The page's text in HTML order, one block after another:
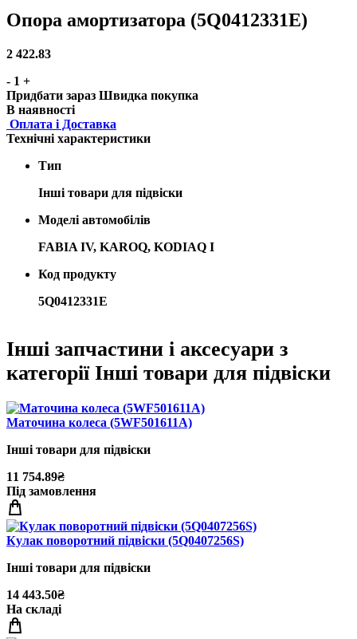
Опора амортизатора (5Q0412331E)
2 422.83
- 1 +
Придбати зараз Швидка покупка
В наявності
Оплата і Доставка
Технічні характеристики
Тип
Інші товари для підвіски
Моделі автомобілів
FABIA IV, KAROQ, KODIAQ I
Код продукту
5Q0412331E
Інші запчастини і аксесуари з
категорії Інші товари для підвіски
Маточина колеса (5WF501611A)
Інші товари для підвіски
11 754.89₴
Під замовлення
Кулак поворотний пiдвiски (5Q0407256S)
Інші товари для підвіски
14 443.50₴
На складі